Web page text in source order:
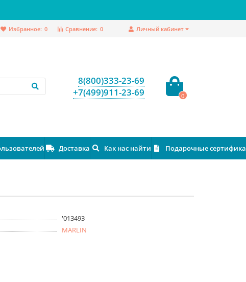
Личный кабинет
Сравнение: 0
Избранное: 0
8(800)333-23-69
+7(499)911-23-69
0
Доставка Как нас найти Подарочные
'013493
MARLIN